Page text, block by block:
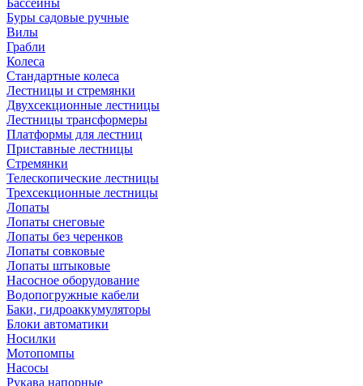
Бассейны
Буры садовые ручные
Вилы
Грабли
Колеса
Стандартные колеса
Лестницы и стремянки
Двухсекционные лестницы
Лестницы трансформеры
Платформы для лестниц
Приставные лестницы
Стремянки
Телескопические лестницы
Трехсекционные лестницы
Лопаты
Лопаты снеговые
Лопаты без черенков
Лопаты совковые
Лопаты штыковые
Насосное оборудование
Водопогружные кабели
Баки, гидроаккумуляторы
Блоки автоматики
Носилки
Мотопомпы
Насосы
Рукава напорные